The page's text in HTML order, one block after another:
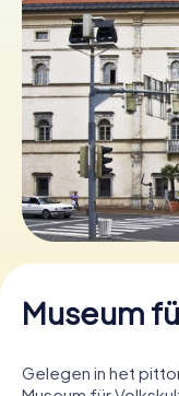
Museum
Gelegen in het